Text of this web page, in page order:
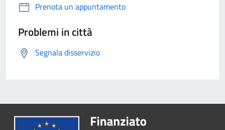
Prenota un appuntamento
Problemi in città
Segnala disservizio